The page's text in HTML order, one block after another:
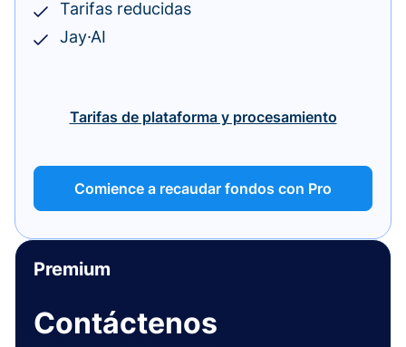
Tarifas reducidas
Jay·AI
Tarifas de plataforma y procesamiento
Comience a recaudar fondos con Pro
Premium
Contáctenos